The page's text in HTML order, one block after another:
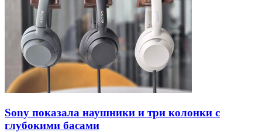
Sony показала наушники и три колонки с
глубокими басами